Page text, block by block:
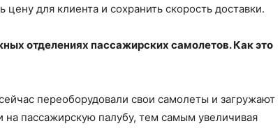
для клиента и сохранить скорость доставки.
отделениях пассажирских самолетов. Как это
переоборудовали свои самолеты и загружают
на пассажирскую палубу, тем самым увеличивая